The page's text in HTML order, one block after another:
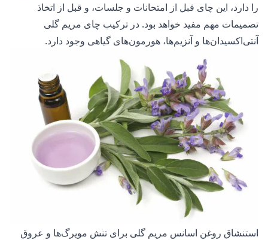
را دارد، این چای قبل از امتحانات و جلسات، و قبل از اتخاذ
تصمیمات مهم مفید خواهد بود. در ترکیب چای مریم گلی
آنتی‌اکسیدان‌ها و آنزیم‌ها، هورمون‌های گیاهی وجود دارد.
استنشاق روغن اسانس مریم گلی برای تنش مویرگ‌ها و عروق